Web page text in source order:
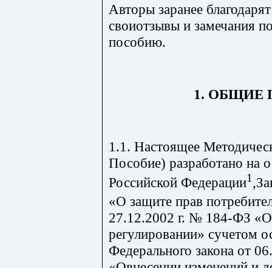
Авторы заранее
своиотзывы и замечания
пособию.
1. ОБЩИЕ
1.1. Настоящее
Пособие) разработано на
Российской Федерации1
«О защите прав
27.12.2002 г. № 184-ФЗ «О
регулировании» сучетом
Федерального закона от